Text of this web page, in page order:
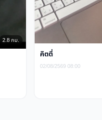
2.8 กม.
คิตตี่
02/08/2569 08:00